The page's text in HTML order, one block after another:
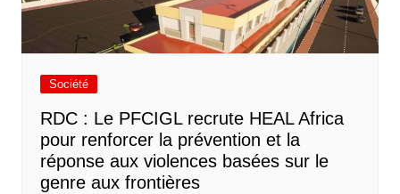
Société
RDC : Le PFCIGL recrute HEAL Africa
pour renforcer la prévention et la
réponse aux violences basées sur le
genre aux frontières